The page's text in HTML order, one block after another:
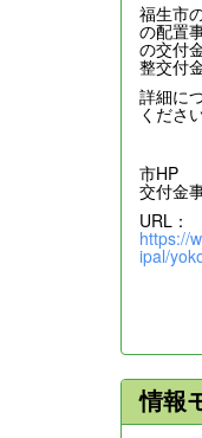
福生市
の配置
の交付
整交付
詳細に
くださ
市HP
交付金
URL：
https://
ipal/
情報